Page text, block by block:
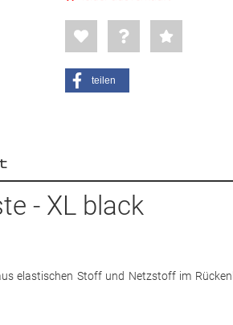
teilen
- XL black
elastischen Stoff und Netzstoff im